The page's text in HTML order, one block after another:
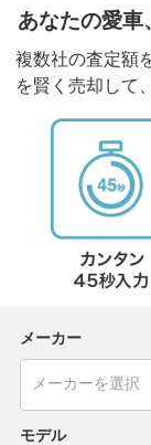
あなたの愛車
複数社の査定額
を賢く売却して
メーカー
モデル